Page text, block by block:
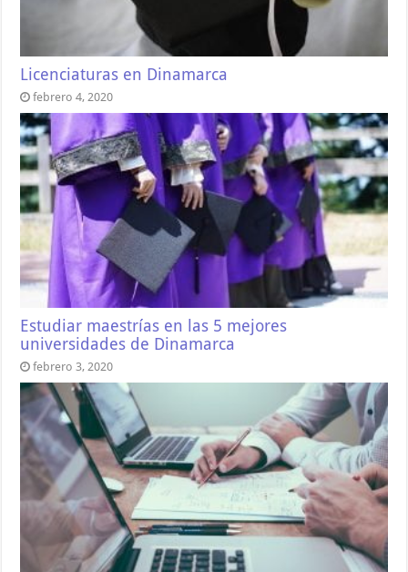
Licenciaturas en Dinamarca
febrero 4, 2020
Estudiar maestrías en las 5 mejores
universidades de Dinamarca
febrero 3, 2020